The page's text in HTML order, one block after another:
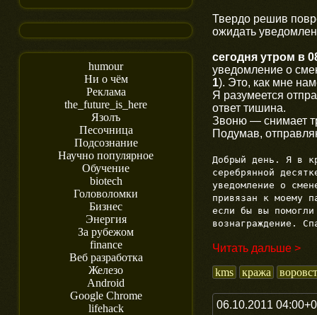
humour
Ни о чём
Реклама
the_future_is_here
Язолъ
Песочница
Подсознание
Научно популярное
Обучение
biotech
Головоломки
Бизнес
Энергия
За рубежом
finance
Веб разработка
Железо
Android
Google Chrome
lifehack
Твердо решив
ожидать
сегодня утром в
уведомление о
1). Это, как мне
Я разумеется
ответ тишина.
Звоню — снимает
Подумав,
Добрый день. Я в
серебрянной
уведомление о
привязан к моему
если бы вы
вознаграждение.
Читать дальше >
kms
кража
06.10.2011